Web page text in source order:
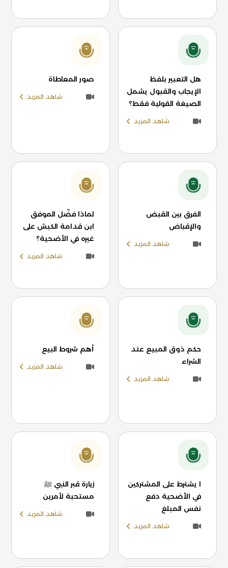
هل التعبير بلفظ
الإيجاب والقبول يشمل
الصيغة القولية فقط؟
شاهد المزيد
صور المعاطاة
شاهد المزيد
الفرق بين القبض
والإقباض
شاهد المزيد
لماذا فضّل الموفق
ابن قدامة الكبش على
غيره في الأضحية؟
شاهد المزيد
حكم ذوق المبيع عند
الشراء
شاهد المزيد
أهم شروط البيع
شاهد المزيد
ا يشترط على المشتركين
في الأضحية دفع
نفس المبلغ
شاهد المزيد
زيارة قبر النبي ﷺ
مستحبة لأمرين
شاهد المزيد